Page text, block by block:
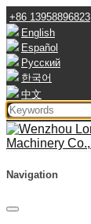
+86 13958896823
English
Español
Русский
한국어
中文
Navigation